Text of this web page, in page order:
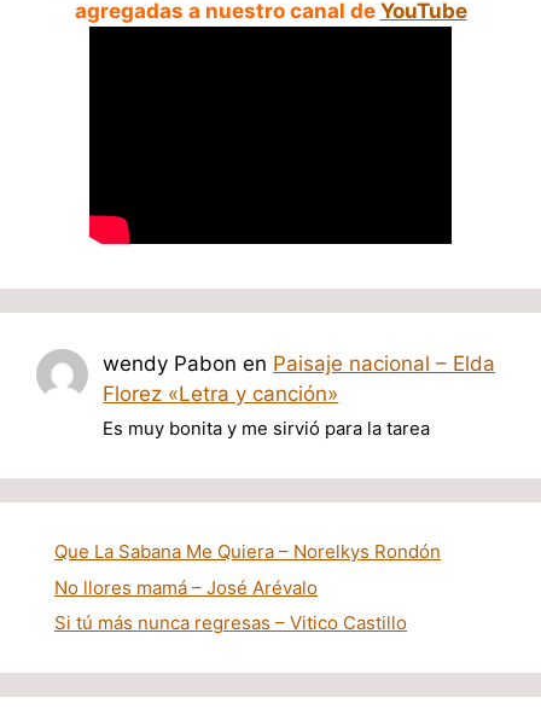
agregadas a nuestro canal de YouTube
wendy Pabon en Paisaje nacional – Elda
Florez «Letra y canción»
Es muy bonita y me sirvió para la tarea
Que La Sabana Me Quiera – Norelkys Rondón
No llores mamá – José Arévalo
Si tú más nunca regresas – Vitico Castillo